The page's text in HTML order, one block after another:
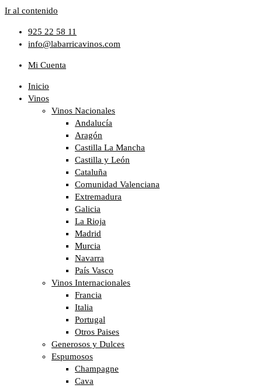
Ir al contenido
925 22 58 11
info@labarricavinos.com
Mi Cuenta
Inicio
Vinos
Vinos Nacionales
Andalucía
Aragón
Castilla La Mancha
Castilla y León
Cataluña
Comunidad Valenciana
Extremadura
Galicia
La Rioja
Madrid
Murcia
Navarra
País Vasco
Vinos Internacionales
Francia
Italia
Portugal
Otros Paises
Generosos y Dulces
Espumosos
Champagne
Cava